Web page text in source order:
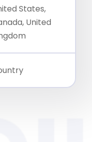
States,
United